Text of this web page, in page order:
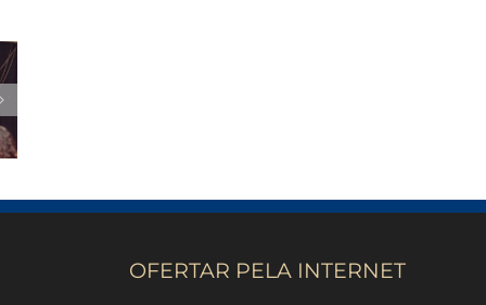
OFERTAR PELA INTERNET